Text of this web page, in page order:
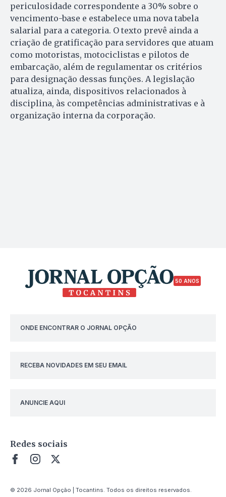
periculosidade correspondente a 30% sobre o
vencimento-base e estabelece uma nova tabela
salarial para a categoria. O texto prevê ainda a
criação de gratificação para servidores que atuam
como motoristas, motociclistas e pilotos de
embarcação, além de regulamentar os critérios
para designação dessas funções. A legislação
atualiza, ainda, dispositivos relacionados à
disciplina, às competências administrativas e à
organização interna da corporação.
50 ANOS
ONDE ENCONTRAR O JORNAL OPÇÃO
RECEBA NOVIDADES EM SEU EMAIL
ANUNCIE AQUI
Redes sociais
© 2026 Jornal Opção | Tocantins. Todos os direitos reservados.